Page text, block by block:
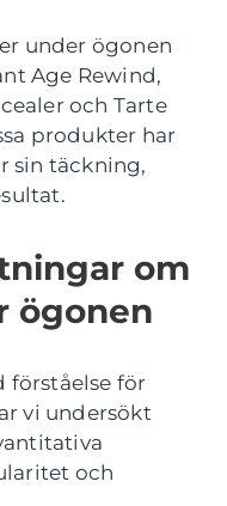
under ögonen
Age Rewind,
och Tarte
produkter har
sin täckning,
om
ögonen
förståelse för
vi undersökt
och